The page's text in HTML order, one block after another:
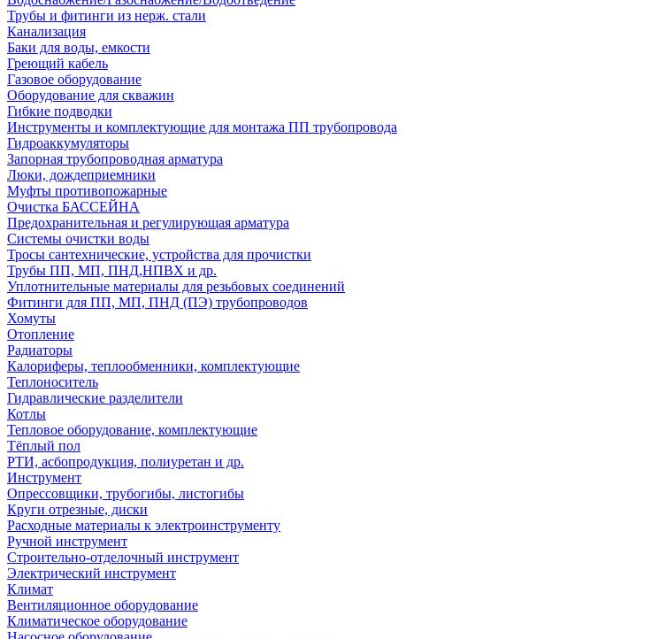
Трубы и фитинги из нерж. стали
Канализация
Баки для воды, емкости
Греющий кабель
Газовое оборудование
Оборудование для скважин
Гибкие подводки
Инструменты и комплектующие для монтажа ПП трубопровода
Гидроаккумуляторы
Запорная трубопроводная арматура
Люки, дождеприемники
Муфты противопожарные
Очистка БАССЕЙНА
Предохранительная и регулирующая арматура
Системы очистки воды
Тросы сантехнические, устройства для прочистки
Трубы ПП, МП, ПНД,НПВХ и др.
Уплотнительные материалы для резьбовых соединений
Фитинги для ПП, МП, ПНД (ПЭ) трубопроводов
Хомуты
Отопление
Радиаторы
Калориферы, теплообменники, комплектующие
Теплоноситель
Гидравлические разделители
Котлы
Тепловое оборудование, комплектующие
Тёплый пол
РТИ, асбопродукция, полиуретан и др.
Инструмент
Опрессовщики, трубогибы, листогибы
Круги отрезные, диски
Расходные материалы к электроинструменту
Ручной инструмент
Строительно-отделочный инструмент
Электрический инструмент
Климат
Вентиляционное оборудование
Климатическое оборудование